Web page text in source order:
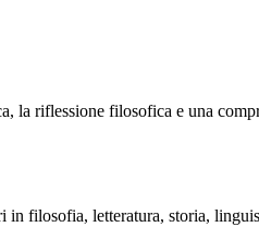
la riflessione filosofica e una
in filosofia, letteratura, storia,